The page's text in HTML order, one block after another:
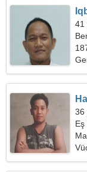
41
36
Eş